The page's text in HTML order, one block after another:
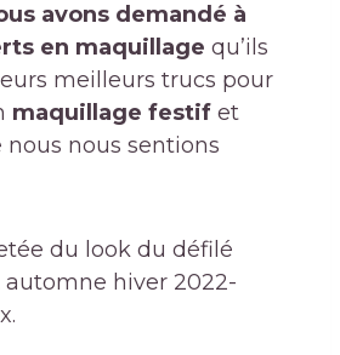
avons demandé à
en maquillage qu’ils
meilleurs trucs pour
maquillage festif et
nous sentions
du look du défilé
hiver 2022-